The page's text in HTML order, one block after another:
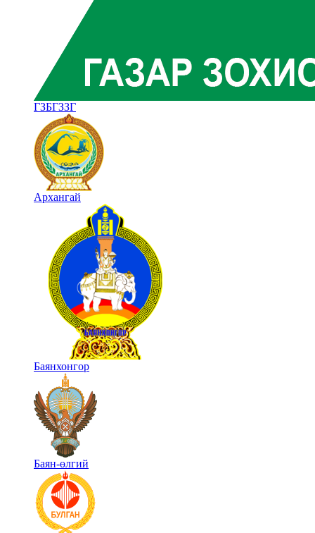
ГЗБГЗЗГ
Архангай
Баянхонгор
Баян-өлгий